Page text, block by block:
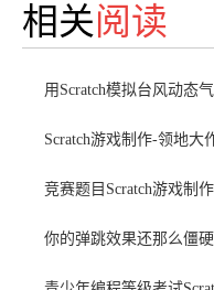
相关阅读
用Scratch模拟台风动态
Scratch游戏制作-领地大
竞赛题目Scratch游戏制
你的弹跳效果还那么僵